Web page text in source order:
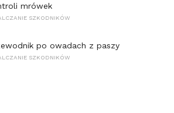
mrówek
SZKODNIKÓW
po owadach z paszy
SZKODNIKÓW